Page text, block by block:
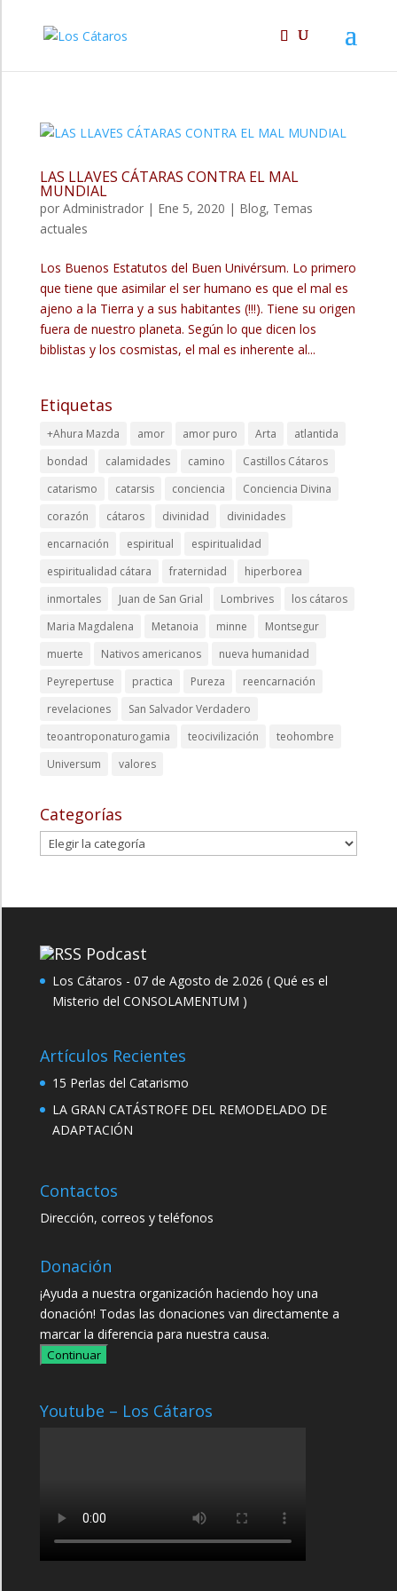
LAS LLAVES CÁTARAS CONTRA EL MAL
MUNDIAL
por Administrador| Ene 5, 2020 | Blog, Temas
actuales
Los Buenos Estatutos del Buen Univérsum. Lo primero
que tiene que asimilar el ser humano es que el mal es
ajeno a la Tierra y a sus habitantes (!!!). Tiene su origen
fuera de nuestro planeta. Según lo que dicen los
biblistas y los cosmistas, el mal es inherente al...
Etiquetas
+Ahura Mazda amor amor puro Arta
atlantida
bondad
calamidades camino
Castillos Cátaros
catarismo
catarsis conciencia
Conciencia Divina
corazón
cátaros divinidad
divinidades
encarnación
espiritual
espiritualidad
espiritualidad cátara
fraternidad
hiperborea
inmortales
Juan de San Grial Lombrives
los cátaros
Maria Magdalena
Metanoia minne
Montsegur
muerte
Nativos americanos
nueva humanidad
Peyrepertuse
practica Pureza
reencarnación
revelaciones
San Salvador Verdadero
teoantroponaturogamia
teocivilización
teohombre
Universum
valores
Categorías
Categorías
Podcast
Los Cátaros - 07 de Agosto de 2.026 ( Qué es el
Misterio del CONSOLAMENTUM )
Artículos Recientes
15 Perlas del Catarismo
LA GRAN CATÁSTROFE DEL REMODELADO DE
ADAPTACIÓN
Contactos
Dirección, correos y teléfonos
Donación
¡Ayuda a nuestra organización haciendo hoy una
donación! Todas las donaciones van directamente a
marcar la diferencia para nuestra causa.
Continuar
Youtube – Los Cátaros